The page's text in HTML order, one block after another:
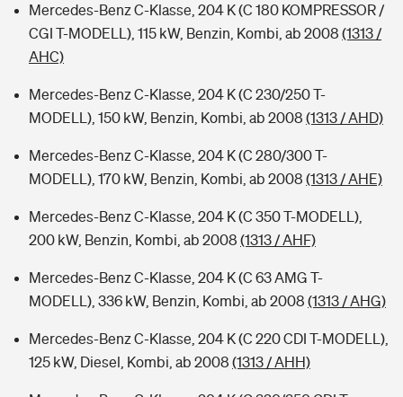
Mercedes-Benz C-Klasse, 204 K (C 180 KOMPRESSOR /
CGI T-MODELL), 115 kW, Benzin, Kombi, ab 2008 (1313 /
AHC)
Mercedes-Benz C-Klasse, 204 K (C 230/250 T-
MODELL), 150 kW, Benzin, Kombi, ab 2008 (1313 / AHD)
Mercedes-Benz C-Klasse, 204 K (C 280/300 T-
MODELL), 170 kW, Benzin, Kombi, ab 2008 (1313 / AHE)
Mercedes-Benz C-Klasse, 204 K (C 350 T-MODELL),
200 kW, Benzin, Kombi, ab 2008 (1313 / AHF)
Mercedes-Benz C-Klasse, 204 K (C 63 AMG T-
MODELL), 336 kW, Benzin, Kombi, ab 2008 (1313 / AHG)
Mercedes-Benz C-Klasse, 204 K (C 220 CDI T-MODELL),
125 kW, Diesel, Kombi, ab 2008 (1313 / AHH)